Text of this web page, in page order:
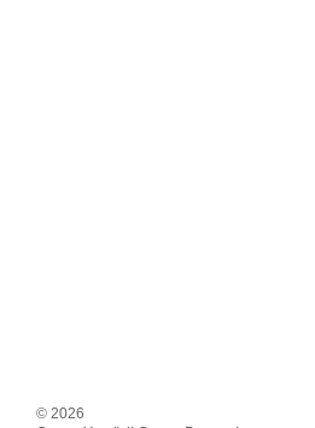
© 2026